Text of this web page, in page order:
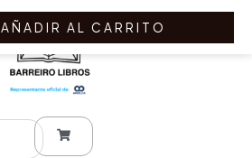
AÑADIR AL CARRITO